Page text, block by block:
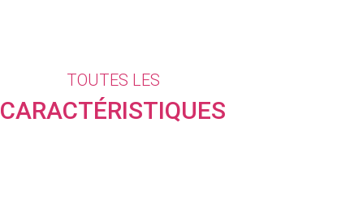
TOUTES LES
CARACTÉRISTIQUES